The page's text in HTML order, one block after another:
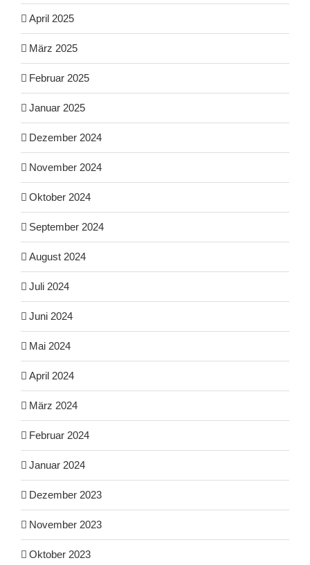
April 2025
März 2025
Februar 2025
Januar 2025
Dezember 2024
November 2024
Oktober 2024
September 2024
August 2024
Juli 2024
Juni 2024
Mai 2024
April 2024
März 2024
Februar 2024
Januar 2024
Dezember 2023
November 2023
Oktober 2023